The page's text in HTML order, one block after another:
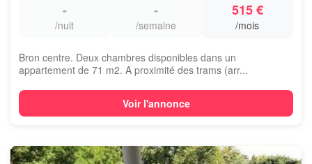
-
/nuit
-
/semaine
515 €
/mois
Bron centre. Deux chambres disponibles dans un
appartement de 71 m2. A proximité des trams (arr...
Voir l'annonce